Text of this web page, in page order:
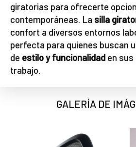
giratorias para ofrecerte
contemporáneas. La silla
confort a diversos entornos
perfecta para quienes buscan
de estilo y funcionalidad en sus
trabajo.
GALERÍA DE